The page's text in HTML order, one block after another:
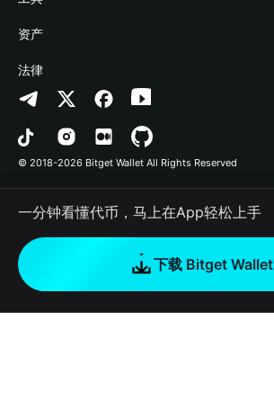
帮助中心
联系我们
品牌资源
工作机会
Crypto Swap API
山寨季指数
预测市场
DApp
RWA
如何购买加密货币
Bitget Wallet Pay
合作上架
安全防护技术
快捷买币
授权检测
合约检测
批量转账
资产
Arbitrum
Avalanche
Bitcoin
Polygon
法律
隐私协议
用户使用协议
© 2018-2026 Bitget Wallet All Rights Reserved
一分钟看懂代币，马上在App轻松上手
下载 Bitget Wallet